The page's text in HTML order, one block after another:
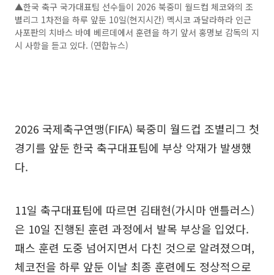
▲한국 축구 국가대표팀 선수들이 2026 북중미 월드컵 체코와의 조
별리그 1차전을 하루 앞둔 10일(현지시간) 멕시코 과달라하라 인근
사포판의 치바스 바예 베르데에서 훈련을 하기 앞서 홍명보 감독의 지
시 사항을 듣고 있다. (연합뉴스)
2026 국제축구연맹(FIFA) 북중미 월드컵 조별리그 첫
경기를 앞둔 한국 축구대표팀에 부상 악재가 발생했
다.
11일 축구대표팀에 따르면 김태현(가시마 앤틀러스)
은 10일 진행된 훈련 과정에서 발목 부상을 입었다.
패스 훈련 도중 넘어지면서 다친 것으로 알려졌으며,
체코전을 하루 앞둔 이날 최종 훈련에도 정상적으로